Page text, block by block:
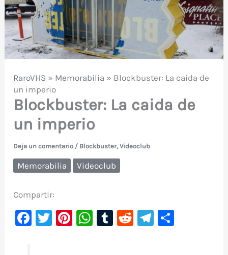
RaroVHS » Memorabilia » Blockbuster: La caida de
un imperio
Blockbuster: La caida de
un imperio
Deja un comentario / Blockbuster,Videoclub
Memorabilia Videoclub
Compartir:
F
T
Pi
W T
R
Te